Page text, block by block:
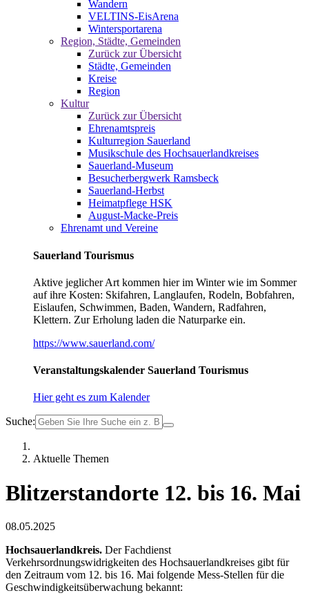
Wandern
VELTINS-EisArena
Wintersportarena
Region, Städte, Gemeinden
Zurück zur Übersicht
Städte, Gemeinden
Kreise
Region
Kultur
Zurück zur Übersicht
Ehrenamtspreis
Kulturregion Sauerland
Musikschule des Hochsauerlandkreises
Sauerland-Museum
Besucherbergwerk Ramsbeck
Sauerland-Herbst
Heimatpflege HSK
August-Macke-Preis
Ehrenamt und Vereine
Sauerland Tourismus
Aktive jeglicher Art kommen hier im Winter wie im Sommer
auf ihre Kosten: Skifahren, Langlaufen, Rodeln, Bobfahren,
Eislaufen, Schwimmen, Baden, Wandern, Radfahren,
Klettern. Zur Erholung laden die Naturparke ein.
https://www.sauerland.com/
Veranstaltungskalender Sauerland Tourismus
Hier geht es zum Kalender
Suche:
Aktuelle Themen
Blitzerstandorte 12. bis 16. Mai
08.05.2025
Hochsauerlandkreis. Der Fachdienst
Verkehrsordnungswidrigkeiten des Hochsauerlandkreises gibt für
den Zeitraum vom 12. bis 16. Mai folgende Mess-Stellen für die
Geschwindigkeitsüberwachung bekannt: